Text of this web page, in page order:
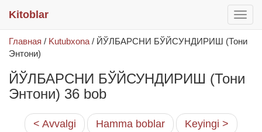
меню
Kitoblar
Главная / Kutubxona / ЙЎЛБАРСНИ БЎЙСУНДИРИШ (Тони
Энтони)
ЙЎЛБАРСНИ БЎЙСУНДИРИШ (Тони
Энтони) 36 bob
< Avvalgi Hamma boblar Keyingi >